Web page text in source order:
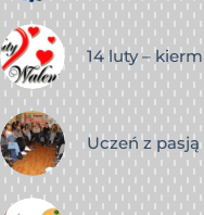
14 luty –
Uczeń z pasją